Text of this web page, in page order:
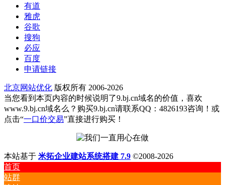
有道
雅虎
谷歌
搜狗
必应
百度
申请链接
北京网站优化 版权所有 2006-2026
当您看到本页内容的时候说明了9.bj.cn域名的价值，喜欢
www.9.bj.cn域名么？购买9.bj.cn请联系QQ：4826193咨询！或
点击“一口价交易”直接进行购买！
本站基于 米拓企业建站系统搭建 7.9 ©2008-2026
首页
站群